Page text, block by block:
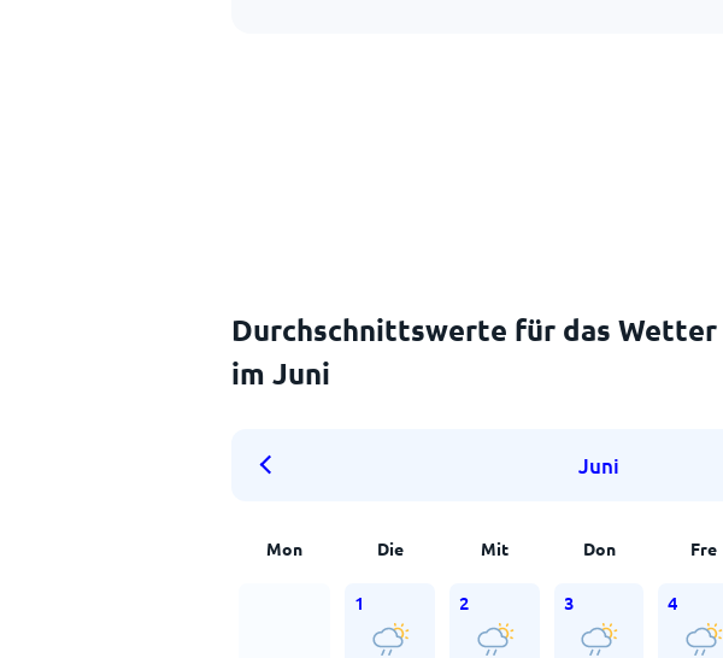
Durchschnittswerte für das
im Juni
Juni
Mon Die Mit Don Fre
1 2 3 4